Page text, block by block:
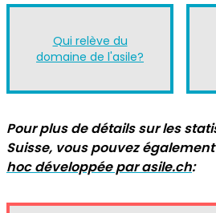
Qui relève du
domaine de l'asile?
Pour plus de détails sur les
Suisse, vous pouvez
hoc développée par asile.ch: